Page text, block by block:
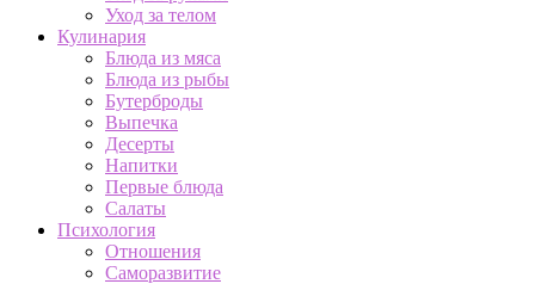
Уход за телом
Кулинария
Блюда из мяса
Блюда из рыбы
Бутерброды
Выпечка
Десерты
Напитки
Первые блюда
Салаты
Психология
Отношения
Саморазвитие